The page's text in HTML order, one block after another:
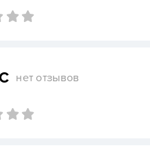
нет отзывов